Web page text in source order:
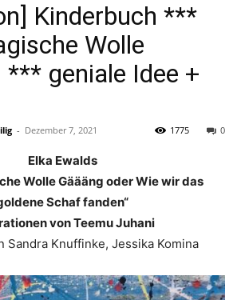
Kinderbuch ***
Wolle
*** geniale Idee +
- Dezember 7, 2021 0
1775
Elka Ewalds
Wolle Gäääng oder Wie wir das
Schaf fanden“
von Teemu Juhani
Sandra Knuffinke, Jessika Komina